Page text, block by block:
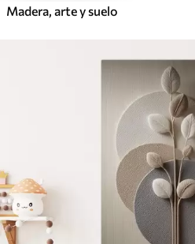
Madera, arte y suelo